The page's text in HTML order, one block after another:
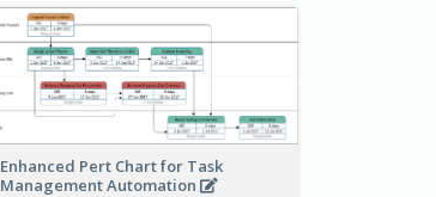
Enhanced Pert Chart for Task
Management Automation